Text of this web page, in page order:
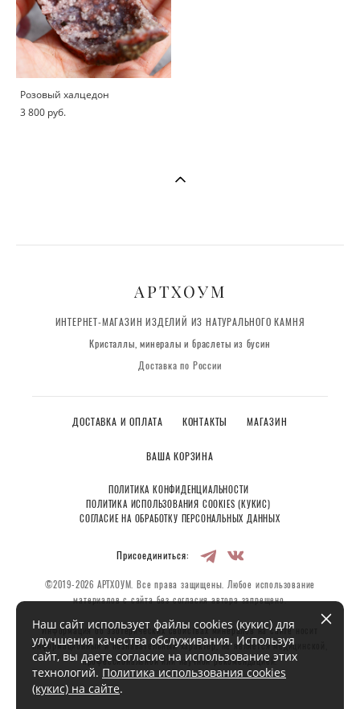
Розовый халцедон
3 800 pуб.
АРТХОУМ
ИНТЕРНЕТ-МАГАЗИН ИЗДЕЛИЙ ИЗ НАТУРАЛЬНОГО КАМНЯ
Кристаллы, минералы и браслеты из бусин
Доставка по России
ДОСТАВКА И ОПЛАТА КОНТАКТЫ МАГАЗИН
ВАША КОРЗИНА
ПОЛИТИКА КОНФИДЕНЦИАЛЬНОСТИ
ПОЛИТИКА ИСПОЛЬЗОВАНИЯ COOKIES (КУКИС)
СОГЛАСИЕ НА ОБРАБОТКУ ПЕРСОНАЛЬНЫХ ДАННЫХ
Присоединиться:
©2019-2026 АРТХОУМ. Все права защищены. Любое использование
материалов с сайта без согласия автора запрещено.
Информация об эзотерических свойствах минералов на сайте носит
информационный и познавательный характер, не является медицинской,
профессиональной или научной рекомендацией.
Наш сайт использует файлы cookies (кукис) для
улучшения качества обслуживания. Используя
сайт, вы даете согласие на использование этих
технологий. Политика использования cookies
(кукис) на сайте.